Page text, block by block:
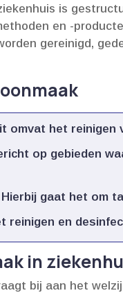
is
en -
gereinigd,
omvat het reinigen
op gebieden
Hierbij gaat het om
reinigen en
in
bij aan het